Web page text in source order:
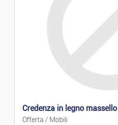
Credenza in legno
Offerta / Mobili